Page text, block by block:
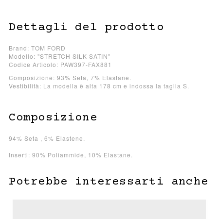
Dettagli del prodotto
Brand: TOM FORD
Modello: "STRETCH SILK SATIN"
Codice Articolo: PAW397-FAX881
Composizione: 93% Seta, 7% Elastane.
Vestibilità: La modella è alta 178 cm e indossa la taglia S.
Composizione
94% Seta , 6% Elastene.
Inserti: 90% Poliammide, 10% Elastane.
Potrebbe interessarti anche